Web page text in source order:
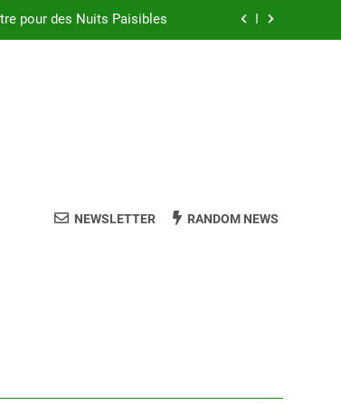
pour des Nuits Paisibles
à Mémoire de Forme
pour des Nuits Paisibles
en Épeautre de Qualité
NEWSLETTER RANDOM NEWS